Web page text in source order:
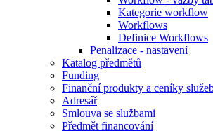
Kategorie workflow
Workflows
Definice Workflows
Penalizace - nastavení
Katalog předmětů
Funding
Finanční produkty a ceníky
Adresář
Smlouva se službami
Předmět financování